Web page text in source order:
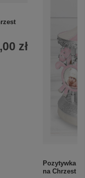
Pozytywka
na Chrzest